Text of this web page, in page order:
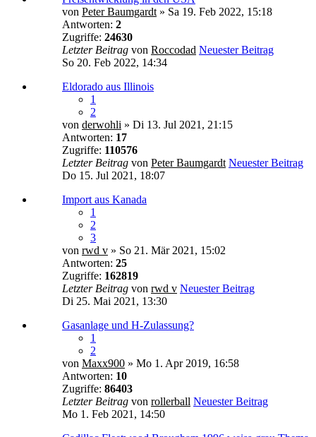
von Peter Baumgardt » Sa 19. Feb 2022, 15:18
Antworten: 2
Zugriffe: 24630
Letzter Beitrag von Roccodad Neuester Beitrag
So 20. Feb 2022, 14:34
Eldorado aus Illinois
1
2
von derwohli » Di 13. Jul 2021, 21:15
Antworten: 17
Zugriffe: 110576
Letzter Beitrag von Peter Baumgardt Neuester Beitrag
Do 15. Jul 2021, 18:07
Import aus Kanada
1
2
3
von rwd v » So 21. Mär 2021, 15:02
Antworten: 25
Zugriffe: 162819
Letzter Beitrag von rwd v Neuester Beitrag
Di 25. Mai 2021, 13:30
Gasanlage und H-Zulassung?
1
2
von Maxx900 » Mo 1. Apr 2019, 16:58
Antworten: 10
Zugriffe: 86403
Letzter Beitrag von rollerball Neuester Beitrag
Mo 1. Feb 2021, 14:50